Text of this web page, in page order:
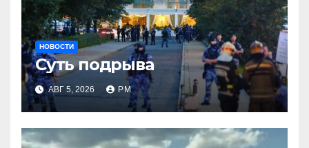
НОВОСТИ
Суть подрыва
АВГ 5, 2026 РМ